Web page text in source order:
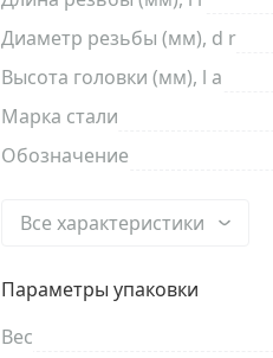
Диаметр резьбы (мм), d r
Высота головки (мм), l a
Марка стали
Обозначение
Все характеристики
Параметры упаковки
Вес